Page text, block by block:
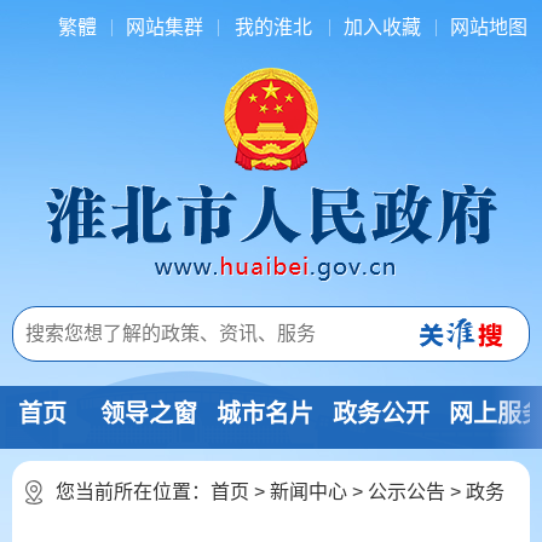
繁體 网站集群 我的淮北 加入收藏 网站地图
首页 领导之窗 城市名片 政务公开 网上服
您当前所在位置： 首页 > 新闻中心 > 公示公告 > 政务